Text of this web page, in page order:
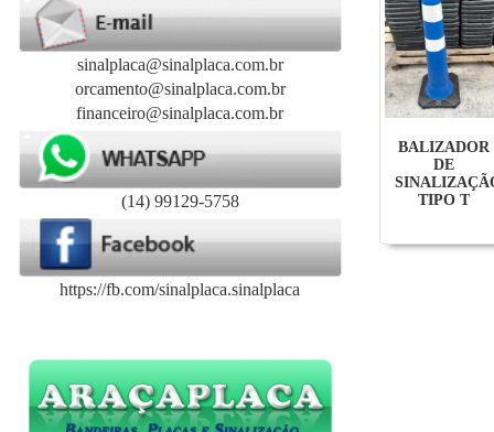
sinalplaca@sinalplaca.com.br
orcamento@sinalplaca.com.br
financeiro@sinalplaca.com.br
(14) 99129-5758
https://fb.com/sinalplaca.sinalplaca
BALIZADOR
DE
TIPO T